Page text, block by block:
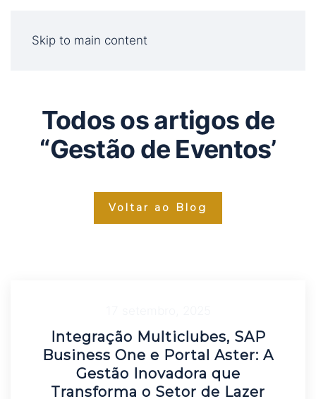
Skip to main content
Todos os artigos de
“Gestão de Eventos’
Voltar ao Blog
Integração Multiclubes, SAP
Business One e Portal Aster: A
Gestão Inovadora que
Transforma o Setor de Lazer